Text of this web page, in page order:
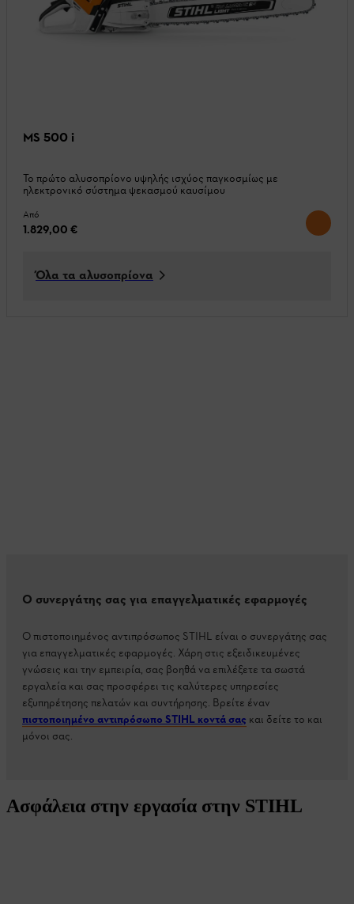
MS 500 i
Το πρώτο αλυσοπρίονο υψηλής ισχύος παγκοσμίως με
ηλεκτρονικό σύστημα ψεκασμού καυσίμου
Από
1.829,00 €
Όλα τα αλυσοπρίονα
Ο συνεργάτης σας για επαγγελματικές εφαρμογές
Ο πιστοποιημένος αντιπρόσωπος STIHL είναι ο συνεργάτης σας
για επαγγελματικές εφαρμογές. Χάρη στις εξειδικευμένες
γνώσεις και την εμπειρία, σας βοηθά να επιλέξετε τα σωστά
εργαλεία και σας προσφέρει τις καλύτερες υπηρεσίες
εξυπηρέτησης πελατών και συντήρησης. Βρείτε έναν
πιστοποιημένο αντιπρόσωπο STIHL κοντά σας και δείτε το και
μόνοι σας.
Ασφάλεια στην εργασία στην STIHL